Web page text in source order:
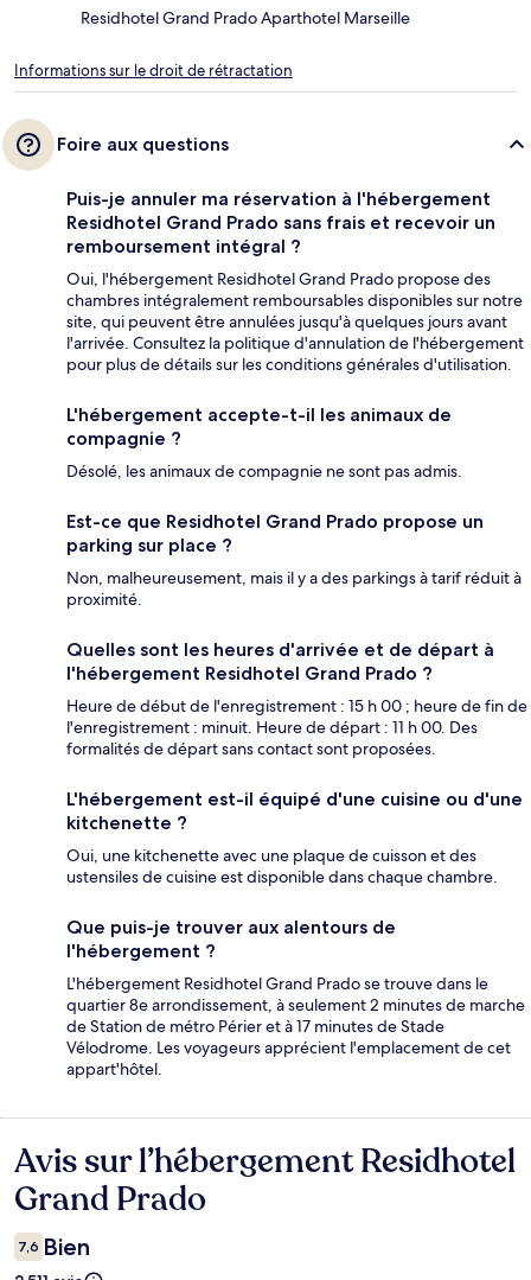
Residhotel Grand Prado Aparthotel Marseille
Informations sur le droit de rétractation
Foire aux questions
Puis-je annuler ma réservation à l'hébergement
Residhotel Grand Prado sans frais et recevoir un
remboursement intégral ?
Oui, l'hébergement Residhotel Grand Prado propose des
chambres intégralement remboursables disponibles sur notre
site, qui peuvent être annulées jusqu'à quelques jours avant
l'arrivée. Consultez la politique d'annulation de l'hébergement
pour plus de détails sur les conditions générales d'utilisation.
L'hébergement accepte-t-il les animaux de
compagnie ?
Désolé, les animaux de compagnie ne sont pas admis.
Est-ce que Residhotel Grand Prado propose un
parking sur place ?
Non, malheureusement, mais il y a des parkings à tarif réduit à
proximité.
Quelles sont les heures d'arrivée et de départ à
l'hébergement Residhotel Grand Prado ?
Heure de début de l'enregistrement : 15 h 00 ; heure de fin de
l'enregistrement : minuit. Heure de départ : 11 h 00. Des
formalités de départ sans contact sont proposées.
L'hébergement est-il équipé d'une cuisine ou d'une
kitchenette ?
Oui, une kitchenette avec une plaque de cuisson et des
ustensiles de cuisine est disponible dans chaque chambre.
Que puis-je trouver aux alentours de
l'hébergement ?
L'hébergement Residhotel Grand Prado se trouve dans le
quartier 8e arrondissement, à seulement 2 minutes de marche
de Station de métro Périer et à 17 minutes de Stade
Vélodrome. Les voyageurs apprécient l'emplacement de cet
appart'hôtel.
Avis
Avis sur l’hébergement Residhotel
Grand Prado
7,6 Bien